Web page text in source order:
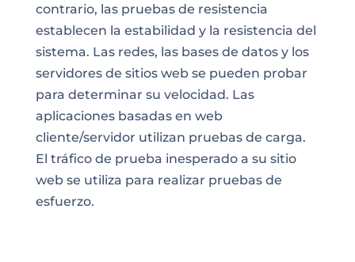
contrario, las pruebas de resistencia
establecen la estabilidad y la resistencia del
sistema. Las redes, las bases de datos y los
servidores de sitios web se pueden probar
para determinar su velocidad. Las
aplicaciones basadas en web
cliente/servidor utilizan pruebas de carga.
El tráfico de prueba inesperado a su sitio
web se utiliza para realizar pruebas de
esfuerzo.